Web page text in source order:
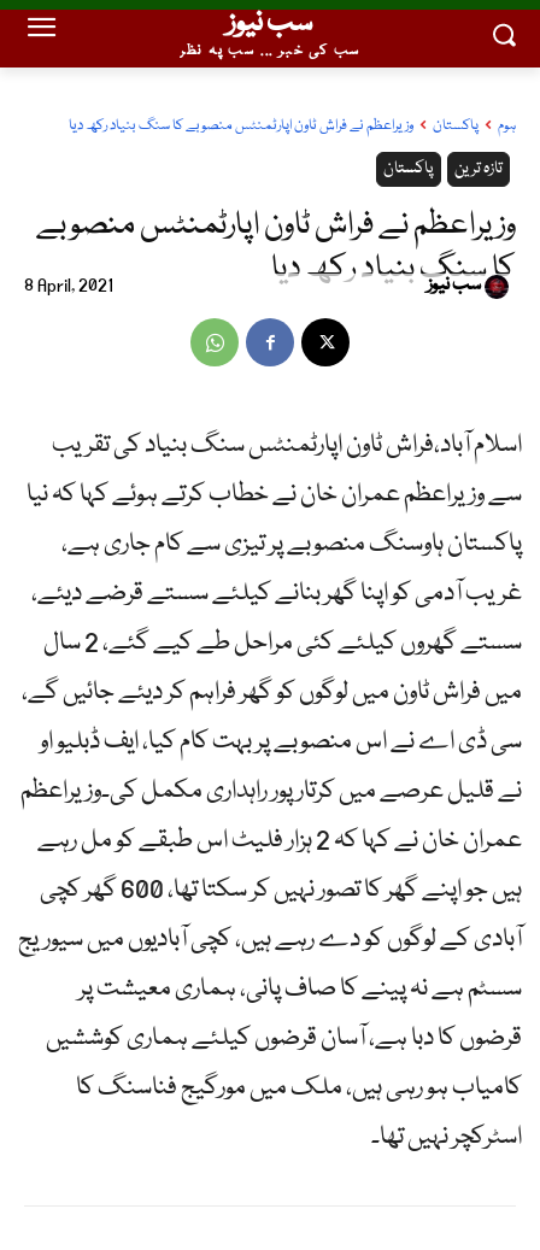
سب نیوز
سب کی خبر ... سب پہ نظر
ہوم پاکستان وزیراعظم نے فراش ٹاون اپارٹمنٹس منصوبے کا سنگ بنیاد رکھ دیا
پاکستان تازہ ترین
وزیراعظم نے فراش ٹاون اپارٹمنٹس منصوبے
کا سنگ بنیاد رکھ دیا
8 April, 2021 سب نیوز
اسلام آباد،فراش ٹاون اپارٹمنٹس سنگ بنیاد کی تقریب
سے وزیراعظم عمران خان نے خطاب کرتے ہوئے کہا کہ نیا
پاکستان ہاوسنگ منصوبے پر تیزی سے کام جاری ہے،
غریب آدمی کو اپنا گھر بنانے کیلئے سستے قرضے دیئے،
سستے گھروں کیلئے کئی مراحل طے کیے گئے، 2 سال
میں فراش ٹاون میں لوگوں کو گھر فراہم کر دیئے جائیں گے،
سی ڈی اے نے اس منصوبے پر بہت کام کیا، ایف ڈبلیو او
نے قلیل عرصے میں کرتارپور راہداری مکمل کی۔وزیراعظم
عمران خان نے کہا کہ 2 ہزار فلیٹ اس طبقے کو مل رہے
ہیں جو اپنے گھر کا تصور نہیں کر سکتا تھا، 600 گھر کچی
آبادی کے لوگوں کو دے رہے ہیں، کچی آبادیوں میں سیوریج
سسٹم ہے نہ پینے کا صاف پانی، ہماری معیشت پر
قرضوں کا دبا ہے، آسان قرضوں کیلئے ہماری کوششیں
کامیاب ہو رہی ہیں، ملک میں مورگیج فناسنگ کا
اسٹرکچر نہیں تھا۔